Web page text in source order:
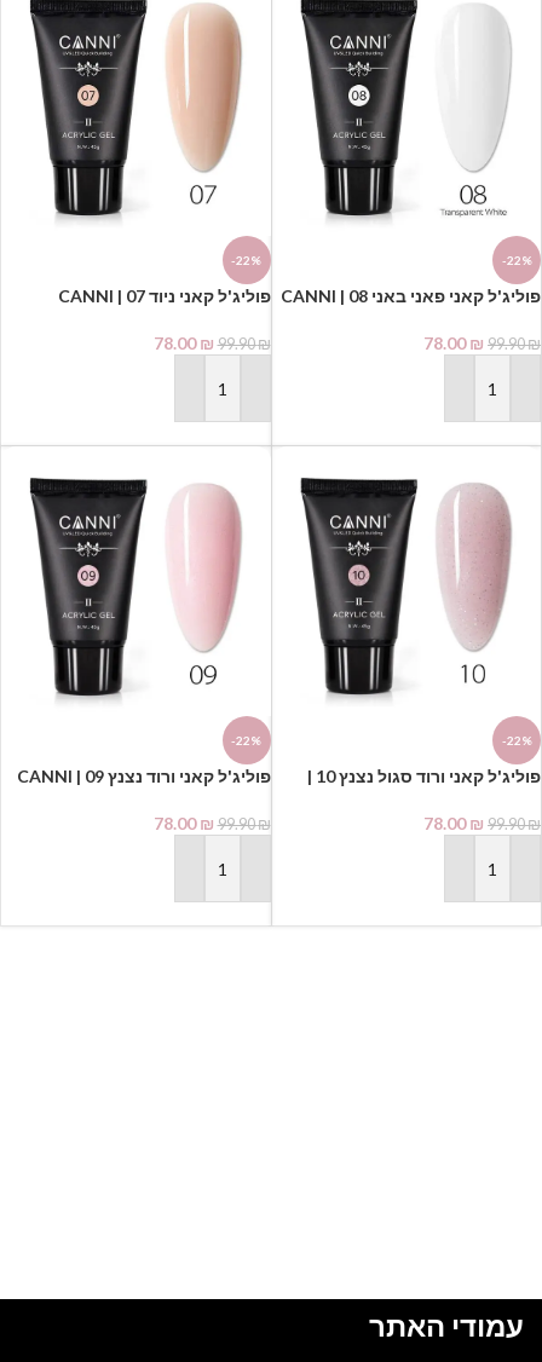
-22%
פוליג'ל קאני פאני באני 08 | CANNI
99.90₪
78.00₪
הוספה לסל
-22%
פוליג'ל קאני ניוד 07 | CANNI
99.90₪
78.00₪
הוספה לסל
-22%
פוליג'ל קאני ורוד סגול נצנץ 10 |
99.90₪
78.00₪
הוספה לסל
-22%
פוליג'ל קאני ורוד נצנץ 09 | CANNI
99.90₪
78.00₪
הוספה לסל
עמודי האתר